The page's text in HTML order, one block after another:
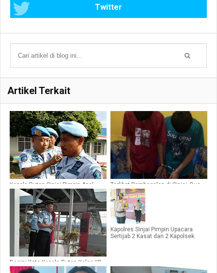
Twitter
Artikel Terkait
Kepala Rutan Sinjai,Pimpin Apel
Siaga Dan Penyematan Pita Merah
Putih Dalam Rangka Pelaksanaan
Hari Libur
Terlibat Pembegalan di Sinjai, Dua
Remaja di Amankan Polisi
Begini Kata Kepala Rutan Kelas IIB
Sinjai Dalam Apel Perdana
Kapolres Sinjai Pimpin Upacara
Sertijab 2 Kasat dan 2 Kapolsek.